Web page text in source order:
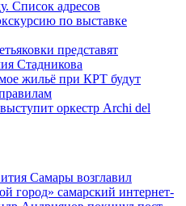
Список адресов
по выставке
представят
Стадникова
жильё при КРТ будут
оркестр Archi del
Самары возглавил
город» самарский интернет-